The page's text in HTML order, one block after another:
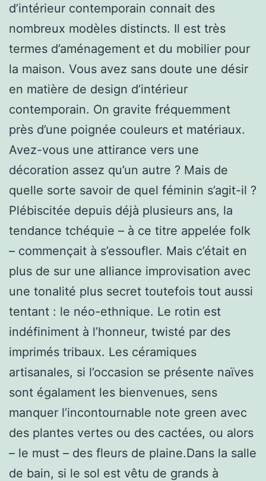
d’intérieur contemporain connait des
nombreux modèles distincts. Il est très
termes d’aménagement et du mobilier pour
la maison. Vous avez sans doute une désir
en matière de design d’intérieur
contemporain. On gravite fréquemment
près d’une poignée couleurs et matériaux.
Avez-vous une attirance vers une
décoration assez qu’un autre ? Mais de
quelle sorte savoir de quel féminin s’agit-il ?
Plébiscitée depuis déjà plusieurs ans, la
tendance tchéquie – à ce titre appelée folk
– commençait à s’essoufler. Mais c’était en
plus de sur une alliance improvisation avec
une tonalité plus secret toutefois tout aussi
tentant : le néo-ethnique. Le rotin est
indéfiniment à l’honneur, twisté par des
imprimés tribaux. Les céramiques
artisanales, si l’occasion se présente naïves
sont égalament les bienvenues, sens
manquer l’incontournable note green avec
des plantes vertes ou des cactées, ou alors
– le must – des fleurs de plaine.Dans la salle
de bain, si le sol est vêtu de grands à